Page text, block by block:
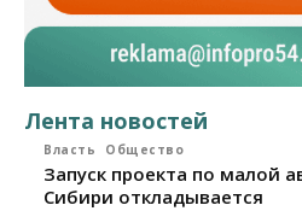
Лента новостей
Власть Общество
Запуск проекта по малой
Сибири откладывается